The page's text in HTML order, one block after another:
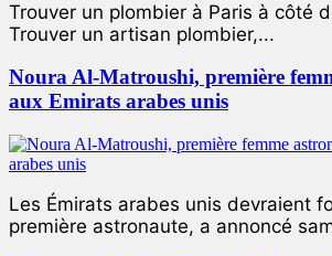
Trouver un plombier à Paris à côté
Trouver un artisan plombier,...
Noura Al-Matroushi, première
aux Emirats arabes unis
Les Émirats arabes unis devraient
première astronaute, a annoncé